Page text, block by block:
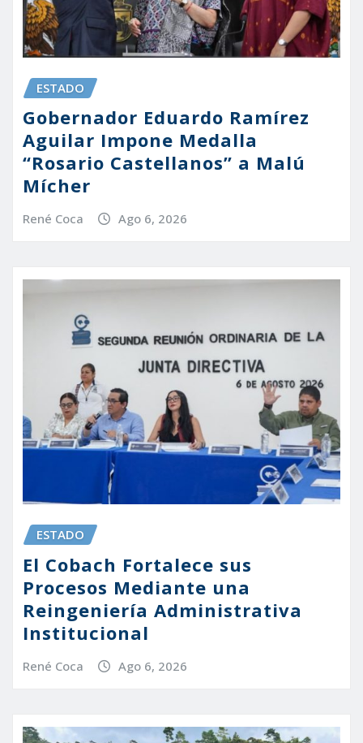
ESTADO
Gobernador Eduardo Ramírez
Aguilar Impone Medalla
“Rosario Castellanos” a Malú
Mícher
René Coca Ago 6, 2026
ESTADO
El Cobach Fortalece sus
Procesos Mediante una
Reingeniería Administrativa
Institucional
René Coca Ago 6, 2026